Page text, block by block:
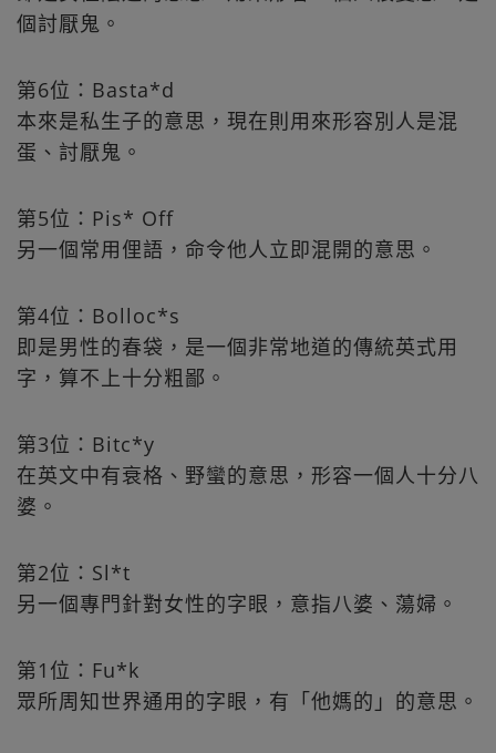
個討厭鬼。
第6位：Basta*d
本來是私生子的意思，現在則用來形容別人是混
蛋、討厭鬼。
第5位：Pis* Off
另一個常用俚語，命令他人立即混開的意思。
第4位：Bolloc*s
即是男性的春袋，是一個非常地道的傳統英式用
字，算不上十分粗鄙。
第3位：Bitc*y
在英文中有衰格、野蠻的意思，形容一個人十分八
婆。
第2位：Sl*t
另一個專門針對女性的字眼，意指八婆、蕩婦。
第1位：Fu*k
眾所周知世界通用的字眼，有「他媽的」的意思。